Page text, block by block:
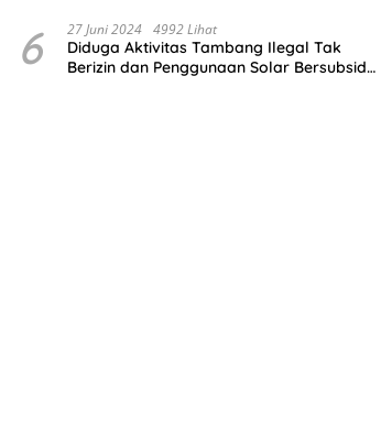
6 27 Juni 2024 4992 Lihat
Diduga Aktivitas Tambang Ilegal Tak
Berizin dan Penggunaan Solar Bersubsidi